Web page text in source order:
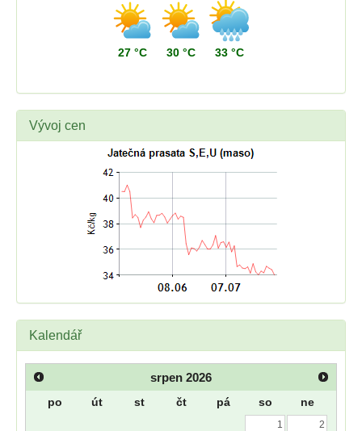
27 °C 30 °C 33 °C
Vývoj cen
Kalendář
srpen 2026
po út st čt pá so ne
1
2